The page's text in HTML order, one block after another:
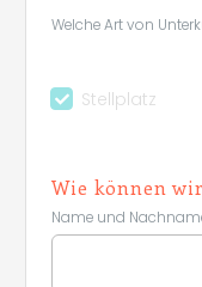
Welche Art von
Stellplatz
Wie können
Name und